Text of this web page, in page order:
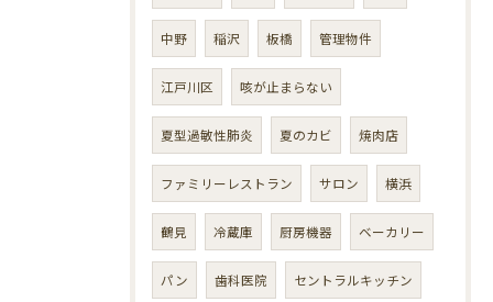
中野 稲沢 板橋 管理物件
江戸川区 咳が止まらない
夏型過敏性肺炎 夏のカビ 焼肉店
ファミリーレストラン サロン 横浜
鶴見 冷蔵庫 厨房機器 ベーカリー
パン 歯科医院 セントラルキッチン